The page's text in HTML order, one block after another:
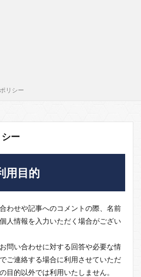
リシー
ー
用目的
わせや記事へのコメントの際、名前
人情報を入力いただく場合がござい
問い合わせに対する回答や必要な情
ご連絡する場合に利用させていただ
目的以外では利用いたしません。